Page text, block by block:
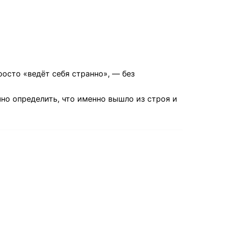
«ведёт себя странно», — без
определить, что именно вышло из строя и